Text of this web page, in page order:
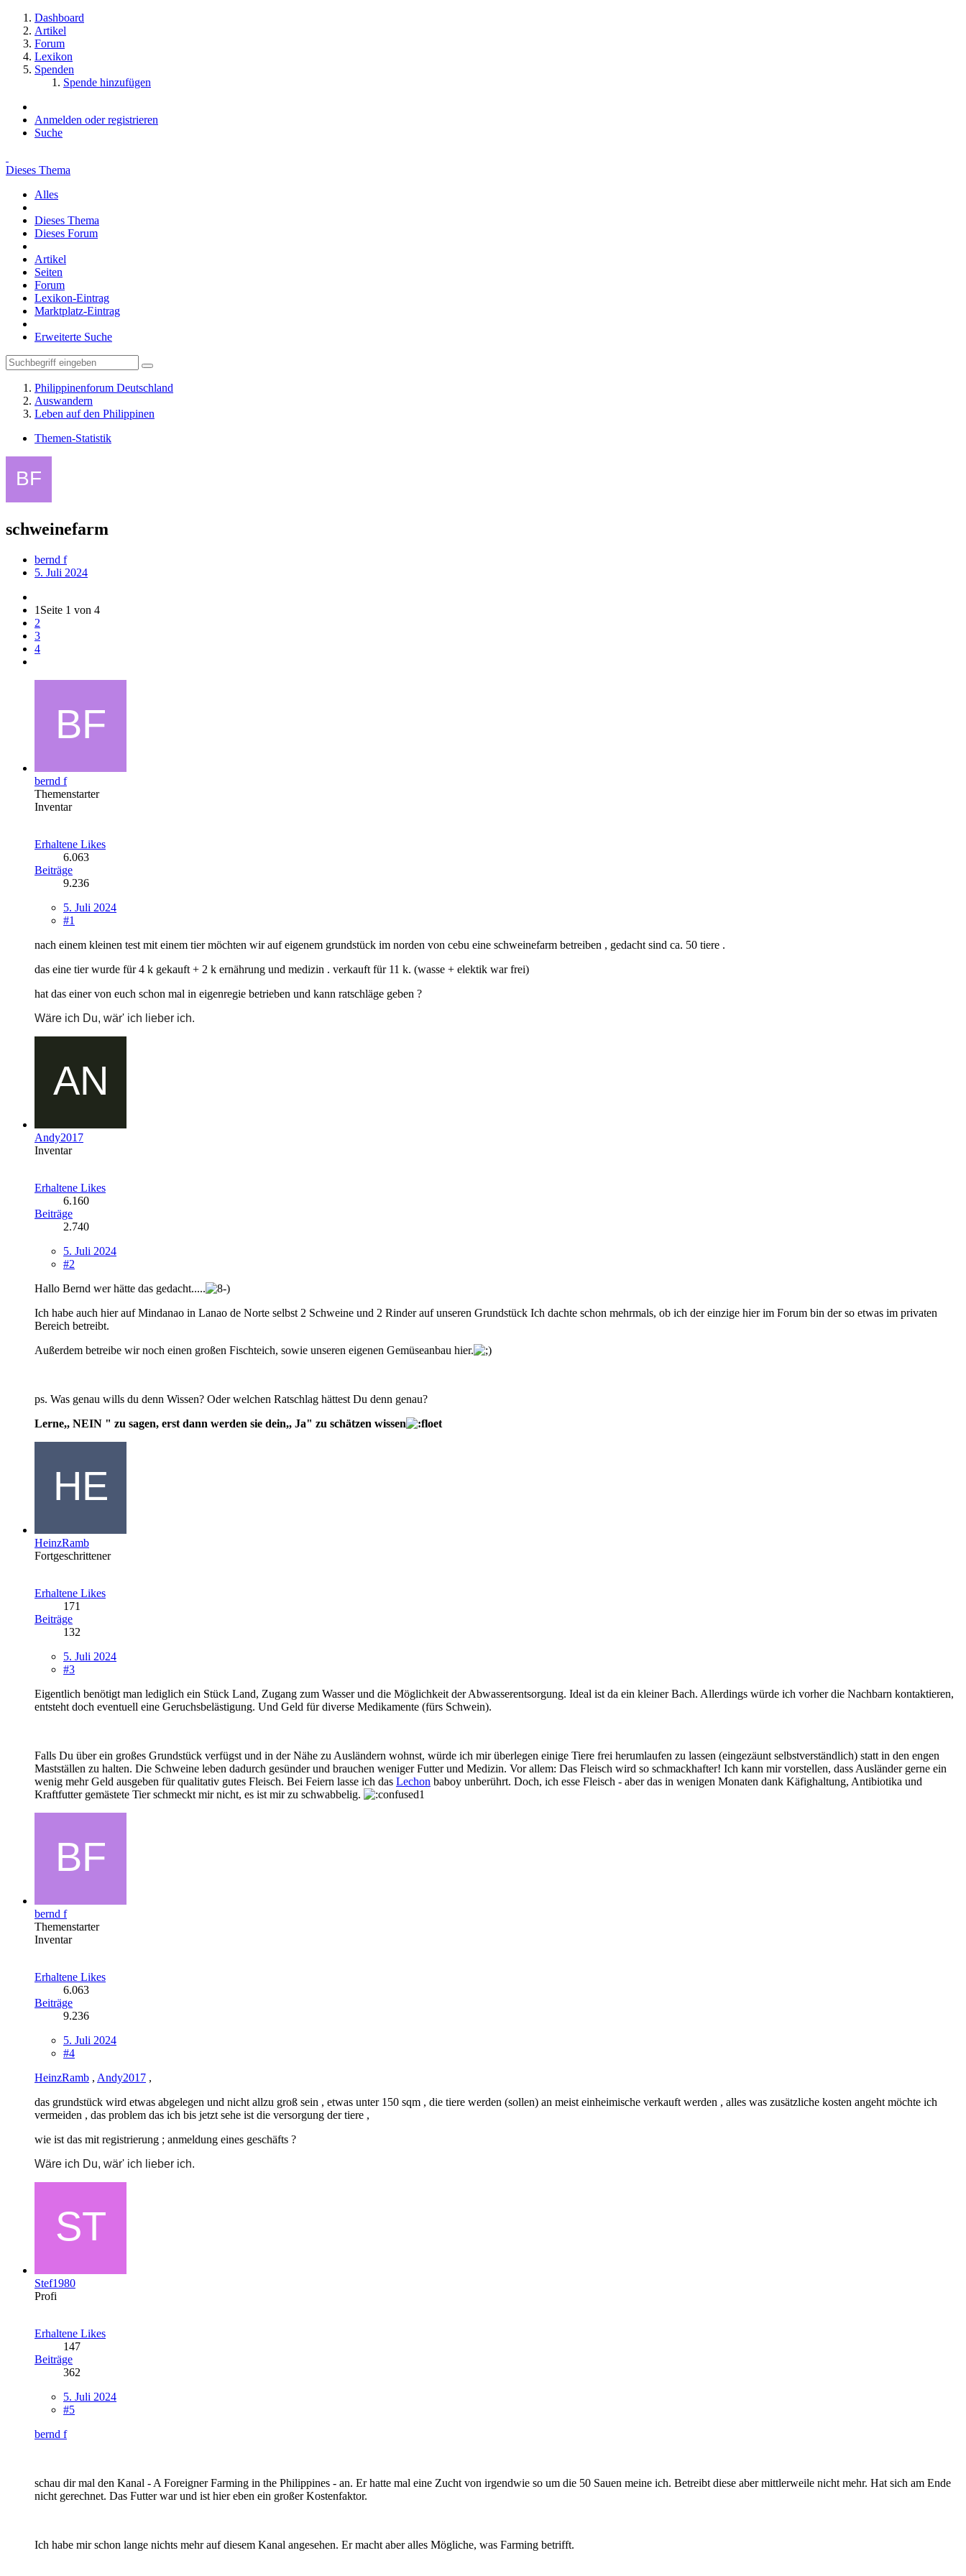
Dashboard
Artikel
Forum
Lexikon
Spenden
Spende hinzufügen
Anmelden oder registrieren
Suche
Dieses Thema
Alles
Dieses Thema
Dieses Forum
Artikel
Seiten
Forum
Lexikon-Eintrag
Marktplatz-Eintrag
Erweiterte Suche
Philippinenforum Deutschland
Auswandern
Leben auf den Philippinen
Themen-Statistik
schweinefarm
bernd f
5. Juli 2024
1 Seite 1 von 4
2
3
4
bernd f
Themenstarter
Inventar
Erhaltene Likes
6.063
Beiträge
9.236
5. Juli 2024
#1
nach einem kleinen test mit einem tier möchten wir auf eigenem grundstück im norden von cebu eine schweinefarm betreiben , gedacht sind ca. 50 tiere .
das eine tier wurde für 4 k gekauft + 2 k ernährung und medizin . verkauft für 11 k. (wasse + elektik war frei)
hat das einer von euch schon mal in eigenregie betrieben und kann ratschläge geben ?
Wäre ich Du, wär' ich lieber ich.
Andy2017
Inventar
Erhaltene Likes
6.160
Beiträge
2.740
5. Juli 2024
#2
Hallo Bernd wer hätte das gedacht.....
Ich habe auch hier auf Mindanao in Lanao de Norte selbst 2 Schweine und 2 Rinder auf unseren Grundstück Ich dachte schon mehrmals, ob ich der einzige hier im Forum bin der so etwas im privaten
Bereich betreibt.
Außerdem betreibe wir noch einen großen Fischteich, sowie unseren eigenen Gemüseanbau hier.
ps. Was genau wills du denn Wissen? Oder welchen Ratschlag hättest Du denn genau?
Lerne,, NEIN " zu sagen, erst dann werden sie dein,, Ja" zu schätzen wissen
HeinzRamb
Fortgeschrittener
Erhaltene Likes
171
Beiträge
132
5. Juli 2024
#3
Eigentlich benötigt man lediglich ein Stück Land, Zugang zum Wasser und die Möglichkeit der Abwasserentsorgung. Ideal ist da ein kleiner Bach. Allerdings würde ich vorher die Nachbarn kontaktieren,
entsteht doch eventuell eine Geruchsbelästigung. Und Geld für diverse Medikamente (fürs Schwein).
Falls Du über ein großes Grundstück verfügst und in der Nähe zu Ausländern wohnst, würde ich mir überlegen einige Tiere frei herumlaufen zu lassen (eingezäunt selbstverständlich) statt in den engen
Mastställen zu halten. Die Schweine leben dadurch gesünder und brauchen weniger Futter und Medizin. Vor allem: Das Fleisch wird so schmackhafter! Ich kann mir vorstellen, dass Ausländer gerne ein
wenig mehr Geld ausgeben für qualitativ gutes Fleisch. Bei Feiern lasse ich das Lechon baboy unberührt. Doch, ich esse Fleisch - aber das in wenigen Monaten dank Käfighaltung, Antibiotika und
Kraftfutter gemästete Tier schmeckt mir nicht, es ist mir zu schwabbelig.
bernd f
Themenstarter
Inventar
Erhaltene Likes
6.063
Beiträge
9.236
5. Juli 2024
#4
HeinzRamb , Andy2017 ,
das grundstück wird etwas abgelegen und nicht allzu groß sein , etwas unter 150 sqm , die tiere werden (sollen) an meist einheimische verkauft werden , alles was zusätzliche kosten angeht möchte ich
vermeiden , das problem das ich bis jetzt sehe ist die versorgung der tiere ,
wie ist das mit registrierung ; anmeldung eines geschäfts ?
Wäre ich Du, wär' ich lieber ich.
Stef1980
Profi
Erhaltene Likes
147
Beiträge
362
5. Juli 2024
#5
bernd f
schau dir mal den Kanal - A Foreigner Farming in the Philippines - an. Er hatte mal eine Zucht von irgendwie so um die 50 Sauen meine ich. Betreibt diese aber mittlerweile nicht mehr. Hat sich am Ende
nicht gerechnet. Das Futter war und ist hier eben ein großer Kostenfaktor.
Ich habe mir schon lange nichts mehr auf diesem Kanal angesehen. Er macht aber alles Mögliche, was Farming betrifft.